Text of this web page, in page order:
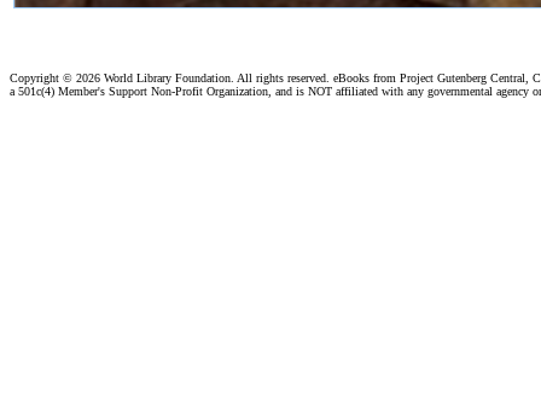
Copyright © 2026 World Library Foundation. All rights reserved. eBooks from Project Gutenberg Central,
a 501c(4) Member's Support Non-Profit Organization, and is NOT affiliated with any governmental agency